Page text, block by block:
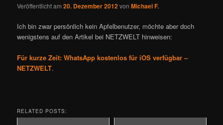
Veröffentlicht am20. Dezember 2012vonMichael F.
Ich bin zwar persönlich kein Apfelbenutzer, möchte aber doch
wenigstens auf den Artikel bei NETZWELT hinweisen:
Für kurze Zeit: WhatsApp kostenlos für iOS verfügbar –
NETZWELT.
RELATED POSTS: